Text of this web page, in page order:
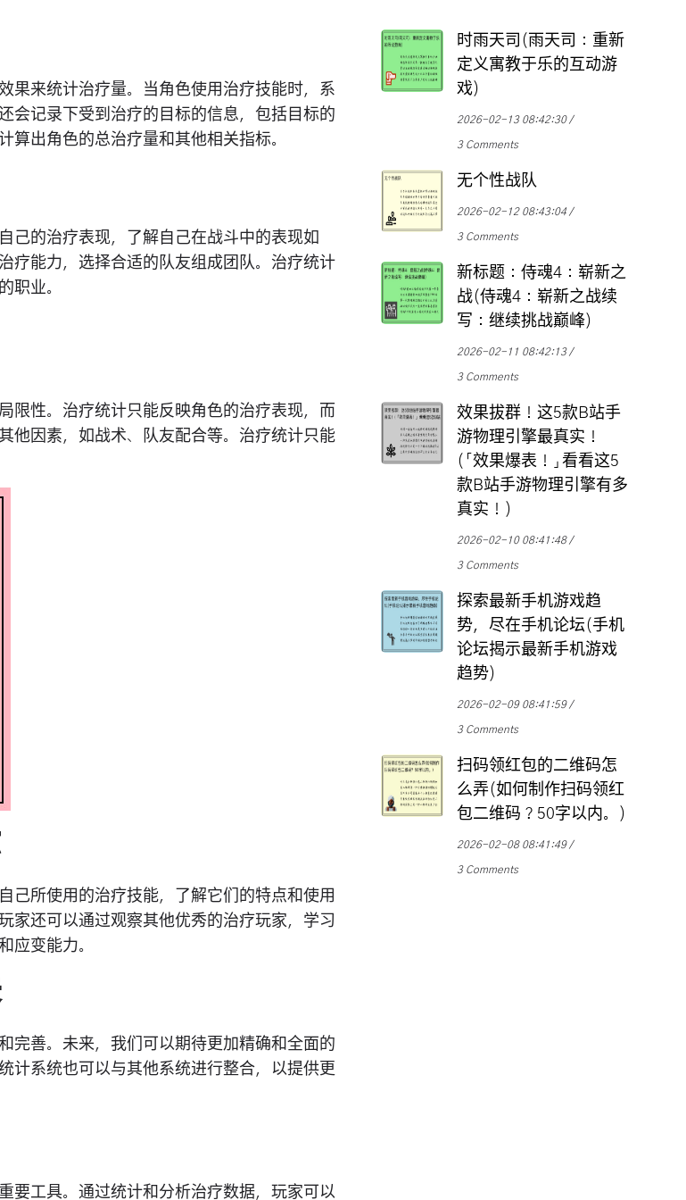
果来统计治疗量。当角色使用治疗技能时，系
会记录下受到治疗的目标的信息，包括目标的
算出角色的总治疗量和其他相关指标。
己的治疗表现，了解自己在战斗中的表现如
疗能力，选择合适的队友组成团队。治疗统计
职业。
限性。治疗统计只能反映角色的治疗表现，而
他因素，如战术、队友配合等。治疗统计只能
己所使用的治疗技能，了解它们的特点和使用
家还可以通过观察其他优秀的治疗玩家，学习
应变能力。
完善。未来，我们可以期待更加精确和全面的
计系统也可以与其他系统进行整合，以提供更
要工具。通过统计和分析治疗数据，玩家可以
时雨天司(雨天司：重新
定义寓教于乐的互动游
戏)
2026-02-13 08:42:30
3 Comments
无个性战队
2026-02-12 08:43:04
3 Comments
新标题：侍魂4：崭新之
战(侍魂4：崭新之战续
写：继续挑战巅峰)
2026-02-11 08:42:13
3 Comments
效果拔群！这5款B站手
游物理引擎最真实！
(「效果爆表！」看看这5
款B站手游物理引擎有多
真实！)
2026-02-10 08:41:48
3 Comments
探索最新手机游戏趋
势，尽在手机论坛(手机
论坛揭示最新手机游戏
趋势)
2026-02-09 08:41:59
3 Comments
扫码领红包的二维码怎
么弄(如何制作扫码领红
包二维码？50字以内。)
2026-02-08 08:41:49
3 Comments